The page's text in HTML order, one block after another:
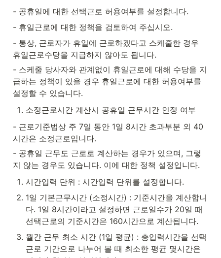
- 공휴일에 대한 선택근로 허용여부를 설정합니다.
- 휴일근로에 대한 정책을 검토하여 주십시오.
- 통상, 근로자가 휴일에 근로하겠다고 스케줄한 경우
휴일근로수당을 지급하지 않아도 됩니다.
- 스케줄 당사자와 관계없이 휴일근로에 대해 수당을 지
급하는 정책이 있을 경우 휴일근로에 대한 허용여부를
설정할 수 있습니다.
소정근로시간 계산시 공휴일 근무시간 인정 여부
- 근로기준법상 주 7일 동안 1일 8시간 초과부분 외 40
시간은 소정근로입니다.
- 공휴일 근무도 근로로 계산하는 경우가 있으며, 그렇
지 않는 경우도 있습니다. 이에 대한 정책 설정입니다.
시간입력 단위 : 시간입력 단위를 설정합니다.
1일 기본근무시간 (소정시간) : 기준시간을 계산합니
다. 1일 8시간이라고 설정하면 근로일수가 20일 때
선택근로의 기준시간은 160시간으로 계산됩니다.
월간 근무 최소 시간 (1일 평균) : 총입력시간을 선택
근로 기간으로 나누어 볼 때 최소한 평균 몇시간은